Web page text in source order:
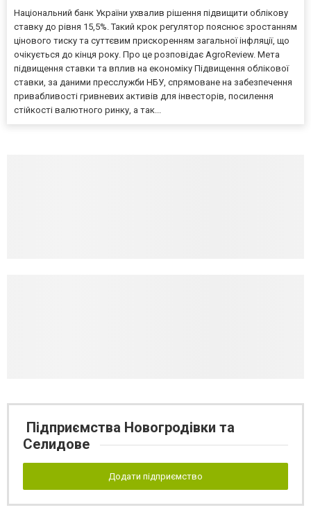
Національний банк України ухвалив рішення підвищити облікову
ставку до рівня 15,5%. Такий крок регулятор пояснює зростанням
цінового тиску та суттєвим прискоренням загальної інфляції, що
очікується до кінця року. Про це розповідає AgroReview. Мета
підвищення ставки та вплив на економіку Підвищення облікової
ставки, за даними пресслужби НБУ, спрямоване на забезпечення
привабливості гривневих активів для інвесторів, посилення
стійкості валютного ринку, а так...
Підприємства Новогродівки та
Селидове
Додати підприємство